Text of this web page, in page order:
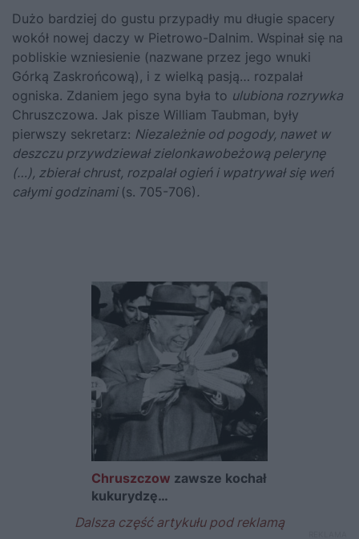
Dużo bardziej do gustu przypadły mu długie spacery
wokół nowej daczy w Pietrowo-Dalnim. Wspinał się na
pobliskie wzniesienie (nazwane przez jego wnuki
Górką Zaskrońcową), i z wielką pasją… rozpalał
ogniska. Zdaniem jego syna była to ulubiona rozrywka
Chruszczowa. Jak pisze William Taubman, były
pierwszy sekretarz: Niezależnie od pogody, nawet w
deszczu przywdziewał zielonkawobeżową pelerynę
(…), zbierał chrust, rozpalał ogień i wpatrywał się weń
całymi godzinami (s. 705-706) .
Chruszczow zawsze kochał
kukurydzę…